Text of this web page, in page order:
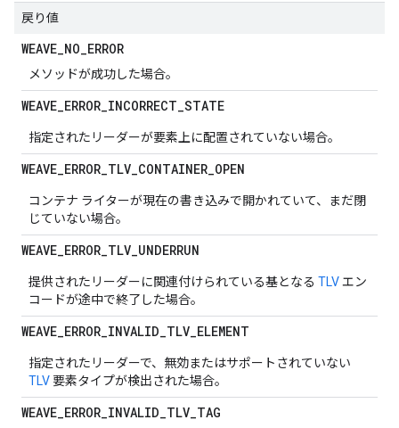
戻り値
WEAVE_NO_ERROR
メソッドが成功した場合。
WEAVE_ERROR_INCORRECT_STATE
指定されたリーダーが要素上に配置されていない場合。
WEAVE_ERROR_TLV_CONTAINER_OPEN
コンテナ ライターが現在の書き込みで開かれていて、まだ閉
じていない場合。
WEAVE_ERROR_TLV_UNDERRUN
提供されたリーダーに関連付けられている基となる TLVエン
コードが途中で終了した場合。
WEAVE_ERROR_INVALID_TLV_ELEMENT
指定されたリーダーで、無効またはサポートされていない
TLV 要素タイプが検出された場合。
WEAVE_ERROR_INVALID_TLV_TAG